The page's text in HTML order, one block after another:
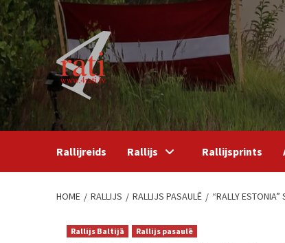
Skip
to
content
Rallijreids Rallijs Rallijsprints
HOME RALLIJS RALLIJS PASAULĒ “RALLY ESTONIA”
Rallijs Baltijā Rallijs pasaulē